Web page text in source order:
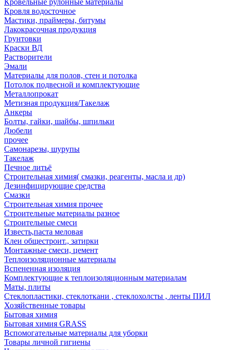
Кровельные рулонные материалы
Кровля водосточное
Мастики, праймеры, битумы
Лакокрасочная продукция
Грунтовки
Краски ВД
Растворители
Эмали
Материалы для полов, стен и потолка
Потолок подвесной и комплектующие
Металлопрокат
Метизная продукция/Такелаж
Анкеры
Болты, гайки, шайбы, шпильки
Дюбели
прочее
Самонарезы, шурупы
Такелаж
Печное литьё
Строительная химия( смазки, реагенты, масла и др)
Дезинфицирующие средства
Смазки
Строительная химия прочее
Строительные материалы разное
Строительные смеси
Известь,паста меловая
Клеи общестроит., затирки
Монтажные смеси, цемент
Теплоизоляционные материалы
Вспененная изоляция
Комплектующие к теплоизоляционным материалам
Маты, плиты
Стеклопластики, стеклоткани , стеклохолсты , ленты ПИЛ
Хозяйственные товары
Бытовая химия
Бытовая химия GRASS
Вспомогательные материалы для уборки
Товары личной гигиены